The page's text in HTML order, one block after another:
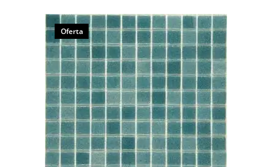
Oferta